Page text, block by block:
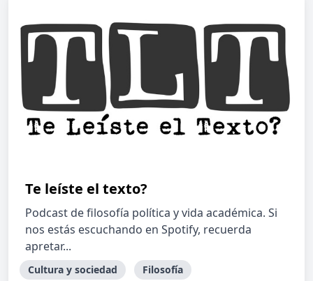
Te leíste el texto?
Podcast de filosofía política y vida académica. Si
nos estás escuchando en Spotify, recuerda
apretar...
Cultura y sociedad Filosofía